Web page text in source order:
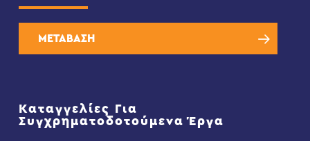
ΜΕΤΑΒΑΣΗ
Καταγγελίες Για
Συγχρηματοδοτούμενα Έργα